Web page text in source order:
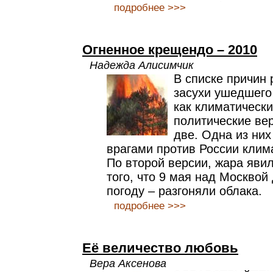
подробнее >>>
Огненное крещендо – 2010
Надежда Алисимчик
В списке
засухи
как
политические
две. Одна из
врагами против России
По второй версии, жара
того, что 9 мая над
погоду – разгоняли облака.
подробнее >>>
Её величество любовь
Вера Аксенова